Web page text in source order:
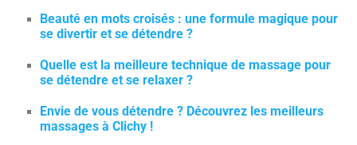
Beauté en mots croisés : une formule magique pour
se divertir et se détendre ?
Quelle est la meilleure technique de massage pour
se détendre et se relaxer ?
Envie de vous détendre ? Découvrez les meilleurs
massages à Clichy !